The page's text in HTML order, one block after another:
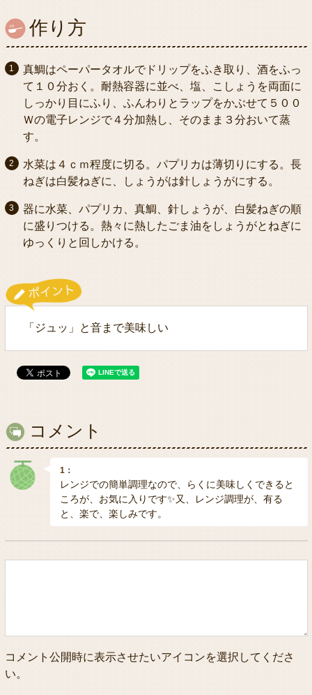
作り方
真鯛はペーパータオルでドリップをふき取り、酒をふっ
て１０分おく。耐熱容器に並べ、塩、こしょうを両面に
しっかり目にふり、ふんわりとラップをかぶせて５００
Ｗの電子レンジで４分加熱し、そのまま３分おいて蒸
す。
水菜は４ｃｍ程度に切る。パプリカは薄切りにする。長
ねぎは白髪ねぎに、しょうがは針しょうがにする。
器に水菜、パプリカ、真鯛、針しょうが、白髪ねぎの順
に盛りつける。熱々に熱したごま油をしょうがとねぎに
ゆっくりと回しかける。
「ジュッ」と音まで美味しい
コメント
1：
レンジでの簡単調理なので、らくに美味しくできると
ころが、お気に入りです✨又、レンジ調理が、有る
と、楽で、楽しみです。
コメント公開時に表示させたいアイコンを選択してくださ
い。